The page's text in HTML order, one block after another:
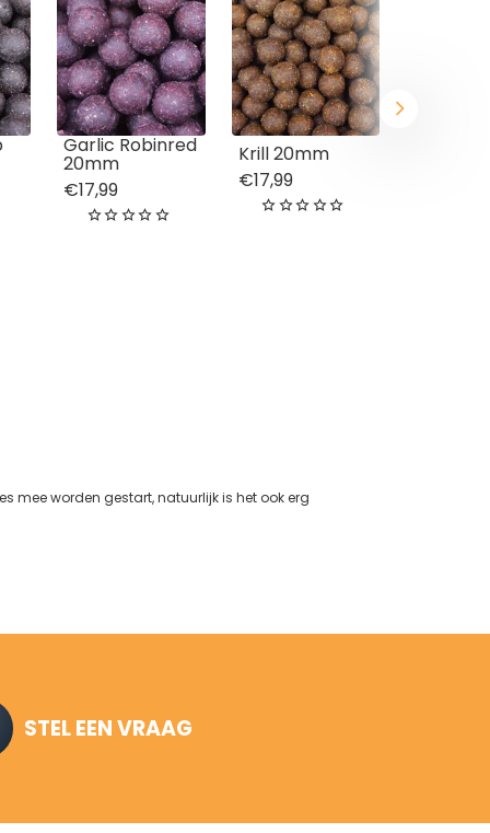
Garlic Robinred
20mm
€17,99
Krill 20mm
€17,99
mee worden gestart, natuurlijk is het ook erg
STEL EEN VRAAG